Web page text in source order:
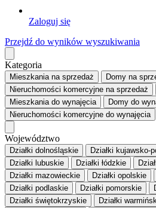
Zaloguj się
Przejdź do wyników wyszukiwania
Kategoria
Mieszkaniana sprzedaż Domy na
Nieruchomości komercyjne na sprzedaż
Mieszkaniado wynajęcia Domy do
Nieruchomości komercyjne do wynajęcia
Województwo
Działki dolnośląskie Działki kujawsko-
Działki lubuskie
Działki łódzkie
Działki mazowieckie
Działki opolskie
Działki podlaskie
Działki pomorskie
Działki świętokrzyskie
Działki